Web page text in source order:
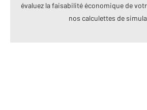
évaluez la faisabilité économique de
nos calculettes de